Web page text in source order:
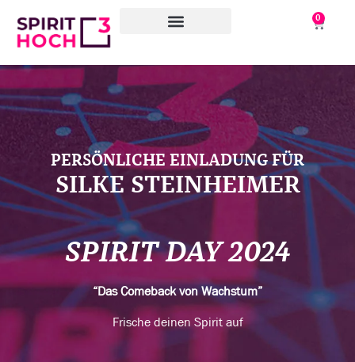
0
PERSÖNLICHE EINLADUNG FÜR
SILKE STEINHEIMER
SPIRIT DAY 2024
“Das Comeback von Wachstum”
Frische deinen Spirit auf